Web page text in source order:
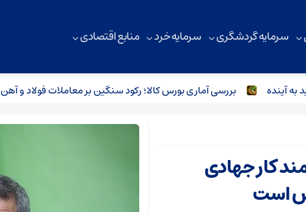
سرمایه گردشگری سرمایه خرد منابع اقتصادی
بررسی آماری بورس کالا؛ رکود سنگین بر معاملات فولاد و آهن آلات
کار جهادی
است